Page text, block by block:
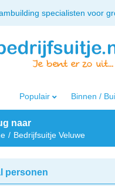
specialisten voor
Populair Binnen /
naar
Bedrijfsuitje Veluwe
personen